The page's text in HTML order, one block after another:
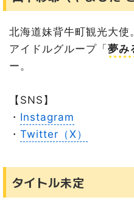
北海道妹背牛町観光大使。
アイドルグループ「 夢み
ー。
【SNS】
・ Instagram
・ Twitter（X）
タイトル未定